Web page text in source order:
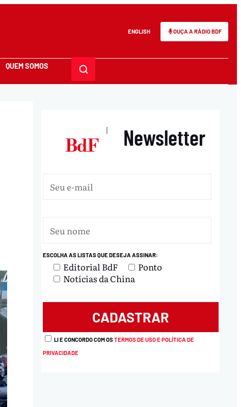
ENGLISH OUÇA A RÁDIO BDF
QUEM SOMOS
| Newsletter
ESCOLHA AS LISTAS QUE DESEJA ASSINAR:
Editorial BdF
Ponto
Notícias da China
LI E CONCORDO COM OSTERMOS DE USO E POLÍTICA DE
PRIVACIDADE